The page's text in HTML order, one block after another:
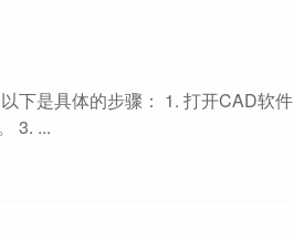
下是具体的步骤： 1. 打开CAD软件
3. ...